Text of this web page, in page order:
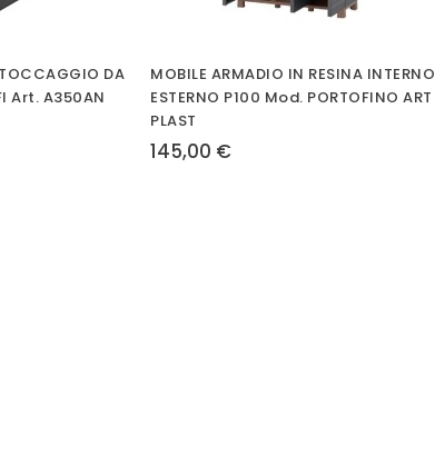
DA
Art. A350AN
MOBILE ARMADIO IN RESINA INTERNO
ESTERNO P100 Mod. PORTOFINO ART
PLAST
145,00 €